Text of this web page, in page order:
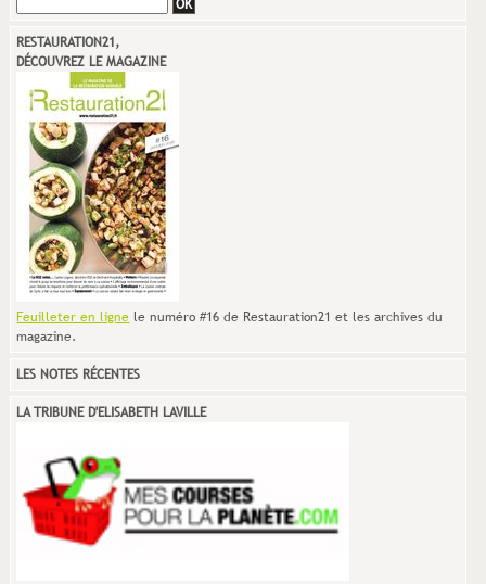
RESTAURATION21,
DÉCOUVREZ LE MAGAZINE
Feuilleter en ligne le numéro #16 de Restauration21 et les archives du
magazine.
LES NOTES RÉCENTES
LA TRIBUNE D'ELISABETH LAVILLE